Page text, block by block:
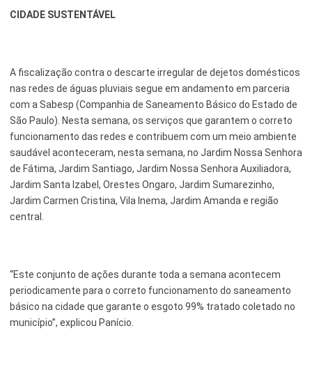
CIDADE SUSTENTÁVEL
A fiscalização contra o descarte irregular de dejetos domésticos
nas redes de águas pluviais segue em andamento em parceria
com a Sabesp (Companhia de Saneamento Básico do Estado de
São Paulo). Nesta semana, os serviços que garantem o correto
funcionamento das redes e contribuem com um meio ambiente
saudável aconteceram, nesta semana, no Jardim Nossa Senhora
de Fátima, Jardim Santiago, Jardim Nossa Senhora Auxiliadora,
Jardim Santa Izabel, Orestes Ongaro, Jardim Sumarezinho,
Jardim Carmen Cristina, Vila Inema, Jardim Amanda e região
central.
“Este conjunto de ações durante toda a semana acontecem
periodicamente para o correto funcionamento do saneamento
básico na cidade que garante o esgoto 99% tratado coletado no
município”, explicou Panício.